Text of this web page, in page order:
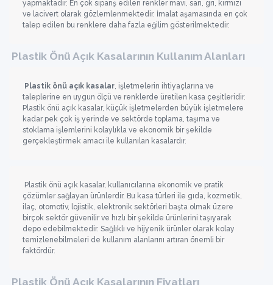
yapmaktadır. En çok sipariş edilen renkler mavi, sarı, gri, kırmızı
ve lacivert olarak gözlemlenmektedir. İmalat aşamasında en çok
talep edilen bu renklere daha fazla eğilim gösterilmektedir.
Plastik Önü Açık Kasalarının Kullanım Alanları
Plastik önü açık kasalar , işletmelerin ihtiyaçlarına ve
taleplerine en uygun ölçü ve renklerde üretilen kasa çeşitleridir.
Plastik önü açık kasalar, küçük işletmelerden büyük işletmelere
kadar pek çok iş yerinde ve sektörde toplama, taşıma ve
stoklama işlemlerini kolaylıkla ve ekonomik bir şekilde
gerçekleştirmek amacı ile kullanılan kasalardır.
Plastik önü açık kasalar, kullanıcılarına ekonomik ve pratik
çözümler sağlayan ürünlerdir. Bu kasa türleri ile gıda, kozmetik,
ilaç, otomotiv, lojistik, elektronik sektörleri başta olmak üzere
birçok sektör güvenilir ve hızlı bir şekilde ürünlerini taşıyarak
depo edebilmektedir. Sağlıklı ve hijyenik ürünler olarak kolay
temizlenebilmeleri de kullanım alanlarını artıran önemli bir
faktördür.
Plastik Önü Açık Kasalarının Fiyatları